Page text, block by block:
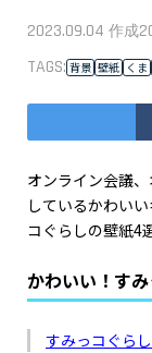
2023.09.04 作成
TAGS: 背景 壁紙 くま
オンライン会議
しているかわい
コぐらしの壁紙4
かわいい！す
すみっコぐら